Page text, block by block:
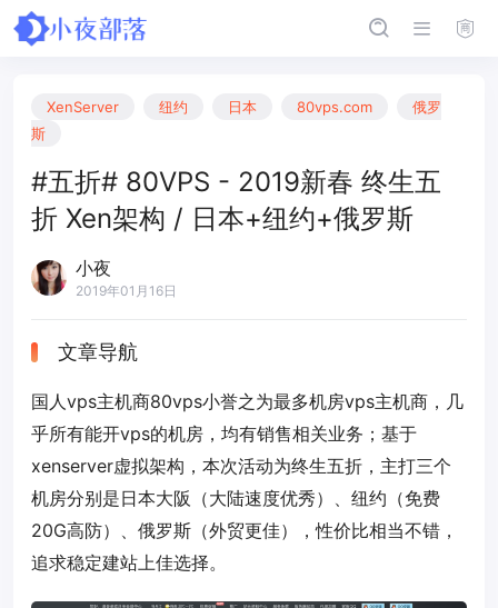
XenServer 纽约 日本 80vps.com
俄罗
斯
#五折# 80VPS - 2019新春 终生五
折 Xen架构 / 日本+纽约+俄罗斯
小夜
2019年01月16日
文章导航
国人vps主机商80vps小誉之为最多机房vps主机商，几
乎所有能开vps的机房，均有销售相关业务；基于
xenserver虚拟架构，本次活动为终生五折，主打三个
机房分别是日本大阪（大陆速度优秀）、纽约（免费
20G高防）、俄罗斯（外贸更佳），性价比相当不错，
追求稳定建站上佳选择。